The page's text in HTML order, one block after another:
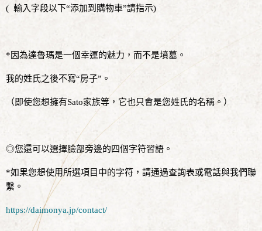
( 輸入字段以下“添加到購物車”請指示)
*因為達魯瑪是一個幸運的魅力，而不是墳墓。
我的姓氏之後不寫“房子”。
（即使您想擁有Sato家族等，它也只會是您姓氏的名稱。）
◎您還可以選擇臉部旁邊的四個字符習語。
*如果您想使用所選項目中的字符，請通過查詢表或電話與我們聯
繫。
https://daimonya.jp/contact/